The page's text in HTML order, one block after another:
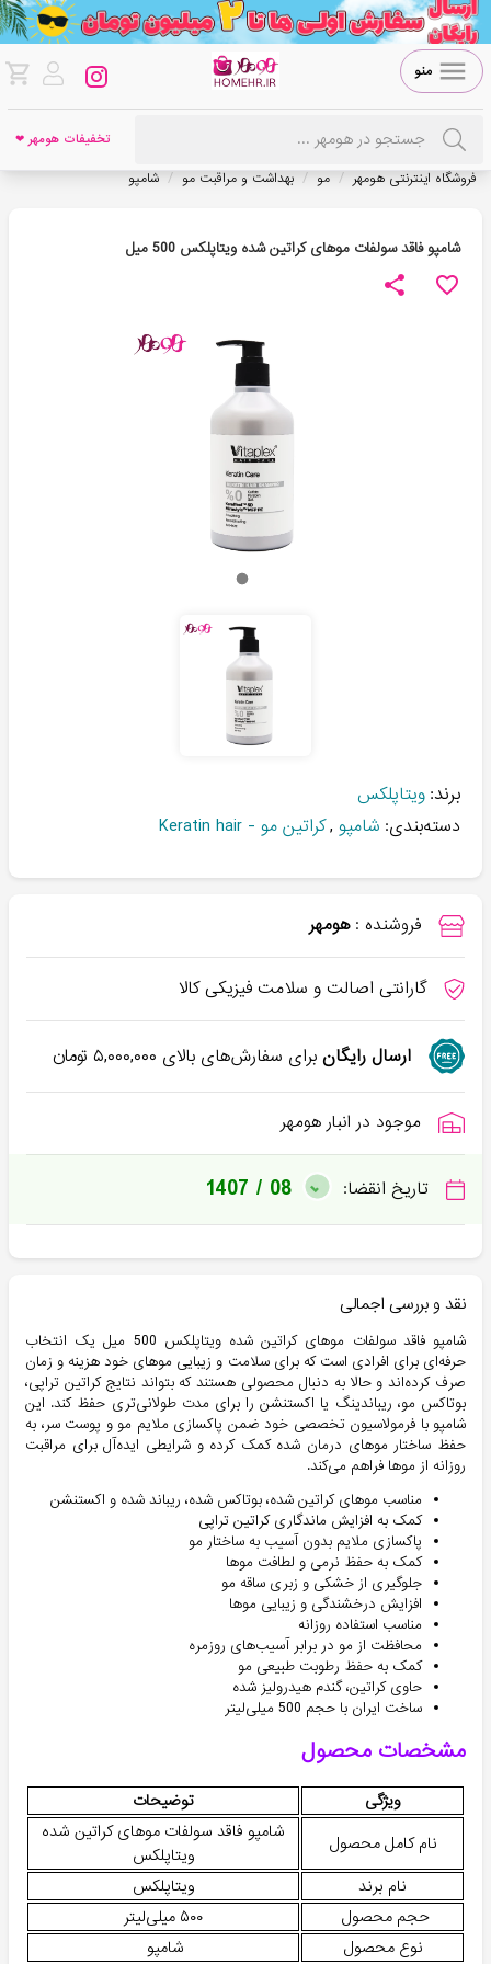
منو
تخفیفات هومهر ❤
فروشگاه اینترنتی هومهر / مو / بهداشت و مراقبت مو / شامپو
شامپو فاقد سولفات موهای کراتین شده ویتاپلکس 500 میل
برند: ویتاپلکس
دسته‌بندی: شامپو ,کراتین مو - Keratin hair
فروشنده : هومهر
گارانتی اصالت و سلامت فیزیکی کالا
ارسال رایگانبرای سفارش‌های بالای ۵,۰۰۰,۰۰۰تومان
موجود در انبار هومهر
تاریخ انقضا: 1407 / 08
نقد و بررسی اجمالی
شامپو فاقد سولفات موهای کراتین شده ویتاپلکس 500 میل یک انتخاب
حرفه‌ای برای افرادی است که برای سلامت و زیبایی موهای خود هزینه و زمان
صرف کرده‌اند و حالا به دنبال محصولی هستند که بتواند نتایج کراتین تراپی،
بوتاکس مو، ریباندینگ یا اکستنشن را برای مدت طولانی‌تری حفظ کند. این
شامپو با فرمولاسیون تخصصی خود ضمن پاکسازی ملایم مو و پوست سر، به
حفظ ساختار موهای درمان شده کمک کرده و شرایطی ایده‌آل برای مراقبت
روزانه از موها فراهم می‌کند.
مناسب موهای کراتین شده، بوتاکس شده، ریباند شده و اکستنشن
کمک به افزایش ماندگاری کراتین تراپی
پاکسازی ملایم بدون آسیب به ساختار مو
کمک به حفظ نرمی و لطافت موها
جلوگیری از خشکی و زبری ساقه مو
افزایش درخشندگی و زیبایی موها
مناسب استفاده روزانه
محافظت از مو در برابر آسیب‌های روزمره
کمک به حفظ رطوبت طبیعی مو
حاوی کراتین، گندم هیدرولیز شده
ساخت ایران با حجم 500 میلی‌لیتر
مشخصات محصول
ویژگی
توضیحات
نام کامل محصول
شامپو فاقد سولفات موهای کراتین شده
ویتاپلکس
نام برند
ویتاپلکس
حجم محصول
۵۰۰ میلی‌لیتر
نوع محصول
شامپو